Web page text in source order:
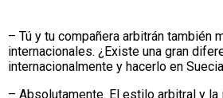
– Tú y tu compañera arbitrán también
internacionales. ¿Existe una gran
internacionalmente y hacerlo en
– Absolutamente. El estilo arbitral y